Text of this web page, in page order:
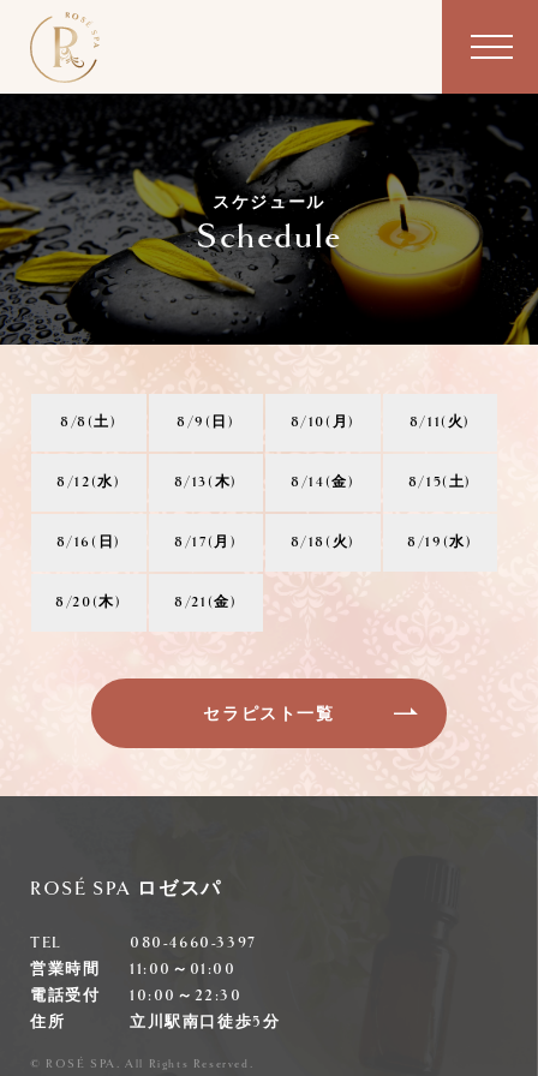
スケジュール
Schedule
8/8(土) 8/9(日) 8/10(月) 8/11(火)
8/12(水) 8/13(木) 8/14(金) 8/15(土)
8/16(日) 8/17(月) 8/18(火) 8/19(水)
8/20(木) 8/21(金)
セラピスト一覧
ROSÉ SPA ロゼスパ
TEL
080-4660-3397
営業時間
11:00～01:00
電話受付
10:00～22:30
住所
立川駅南口徒歩5分
© ROSÉ SPA. All Rights Reserved.